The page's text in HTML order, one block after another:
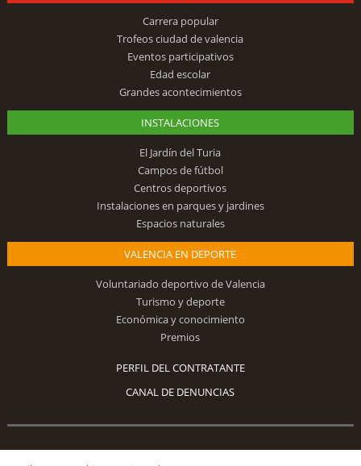
Carrera popular
Trofeos ciudad de valencia
Eventos participativos
Edad escolar
Grandes acontecimientos
INSTALACIONES
El Jardín del Turia
Campos de fútbol
Centros deportivos
Instalaciones en parques y jardines
Espacios naturales
VALENCIA EN DEPORTE
Voluntariado deportivo de Valencia
Turismo y deporte
Económica y conocimiento
Premios
PERFIL DEL CONTRATANTE
CANAL DE DENUNCIAS
Síguenos